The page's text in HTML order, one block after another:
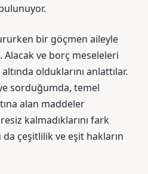
bir göçmen aileyle
Alacak ve borç meseleleri
olduklarını anlattılar.
sorduğumda, temel
alan maddeler
kalmadıklarını fark
çeşitlilik ve eşit hakların